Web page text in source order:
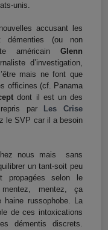
unis.
accusant les
(ou non
américain Glenn
d’investigation,
mais ne font que
officines (cf. Panama
dont il est un des
par
Les Crise
le SVP car il a besoin
nous mais sans
un tant-soit peu
propagées selon le
mentez, mentez, ça
russophobe. La
de ces intoxications
démentis discrets.